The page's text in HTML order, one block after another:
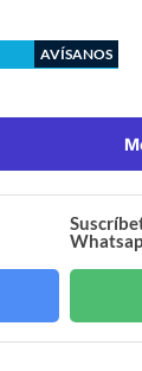
AVÍSANOS